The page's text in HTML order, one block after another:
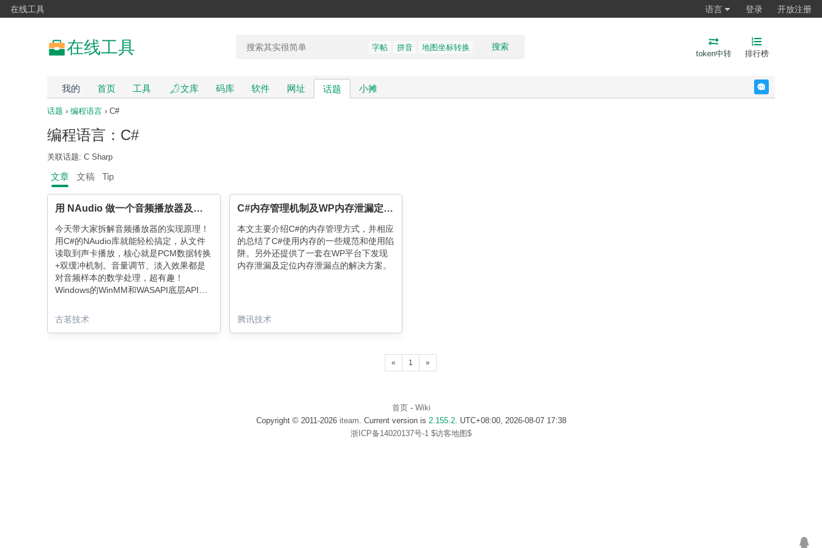
在线工具 语言 登录 开放注册
在线工具 搜索
字帖 拼音 地图坐标转换
token中转 排行榜
我的 首页 工具 文库 码库 软件 网址 话题 小摊
话题 › 编程语言 › C#
编程语言：C#
关联话题: C Sharp
文章 文稿 Tip
用 NAudio 做一个音频播放器及原理
今天带大家拆解音频播放器的实现原理！
用C#的NAudio库就能轻松搞定，从文件
读取到声卡播放，核心就是PCM数据转换
+双缓冲机制。音量调节、淡入效果都是
对音频样本的数学处理，超有趣！
Windows的WinMM和WASAPI底层API被
easy～代码示例超详细，跟着做半小时就
能撸出播放器Demo！
古茗技术
C#内存管理机制及WP内存泄漏定位方法
本文主要介绍C#的内存管理方式，并相应
的总结了C#使用内存的一些规范和使用陷
阱。另外还提供了一套在WP平台下发现
内存泄漏及定位内存泄漏点的解决方案。
腾讯技术
« 1 »
首页- Wiki
Copyright © 2011-2026 iteam . Current version is 2.155.2. UTC+08:00, 2026-08-07 17:38
浙ICP备14020137号-1 $访客地图$